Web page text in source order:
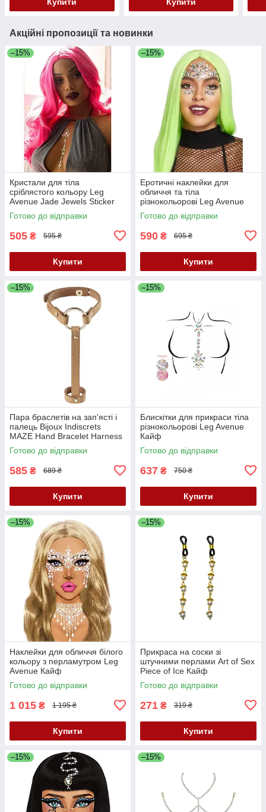
Акційні пропозиції та новинки
–15%
Кристали для тіла
сріблястого кольору Leg
Avenue Jade Jewels Sticker
Кайф
Готово до відправки
505 ₴ 595 ₴
Купити
–15%
Еротичні наклейки для
обличчя та тіла
різнокольорові Leg Avenue
Кайф
Готово до відправки
590 ₴ 695 ₴
Купити
–15%
Пара браслетів на зап'ясті і
палець Bijoux Indiscrets
MAZE Hand Bracelet Harness
Brown Кайф
Готово до відправки
585 ₴ 689 ₴
Купити
–15%
Блискітки для прикраси тіла
різнокольорові Leg Avenue
Кайф
Готово до відправки
637 ₴ 750 ₴
Купити
–15%
Наклейки для обличчя білого
кольору з перламутром Leg
Avenue Кайф
Готово до відправки
1 015 ₴ 1 195 ₴
Купити
–15%
Прикраса на соски зі
штучними перлами Art of Sex
Piece of Ice Кайф
Готово до відправки
271 ₴ 319 ₴
Купити
–15% –15%